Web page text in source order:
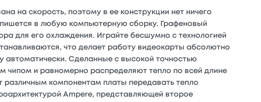
на скорость, поэтому в ее конструкции нет ничего
в любую компьютерную сборку. Графеновый
для его охлаждения. Играйте бесшумно с технологией
что делает работу видеокарты абсолютно
Сделанные с высокой точностью
чипом и равномерно распределяют тепло по всей длине
различным компонентам платы передавать тепло
Ampere, представляющей второе